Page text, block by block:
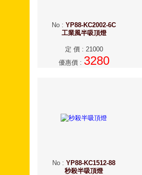
No : YP88-KC2002-6C
工業風半吸頂燈
定 價: 21000
優惠價: 3280
No : YP88-KC1512-88
秒殺半吸頂燈